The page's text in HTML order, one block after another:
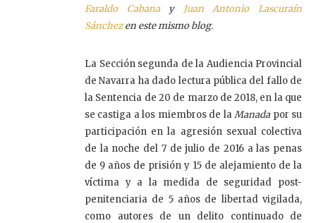
Faraldo Cabanay Juan Antonio Lascuraín
Sánchezen este mismo blog.
La Sección segunda de la Audiencia Provincial
de Navarra ha dado lectura pública del fallo de
la Sentencia de 20 de marzo de 2018, en la que
se castiga a los miembros de laManadapor su
participación en la agresión sexual colectiva
de la noche del 7 de julio de 2016 a las penas
de 9 años de prisión y 15 de alejamiento de la
víctima y a la medida de seguridad post-
penitenciaria de 5 años de libertad vigilada,
como autores de un delito continuado de